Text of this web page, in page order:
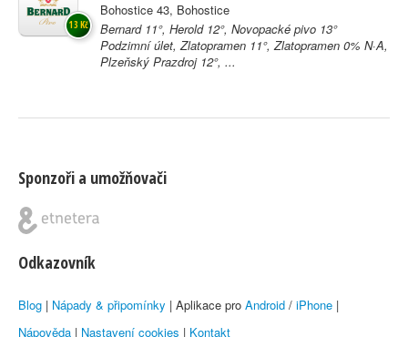
Bohostice 43, Bohostice
Bernard 11°, Herold 12°, Novopacké pivo 13°
Podzimní úlet, Zlatopramen 11°, Zlatopramen 0% N·A,
Plzeňský Prazdroj 12°, ...
13 Kč
Sponzoři a umožňovači
Odkazovník
Blog | Nápady & připomínky | Aplikace pro Android / iPhone |
Nápověda | Nastavení cookies | Kontakt